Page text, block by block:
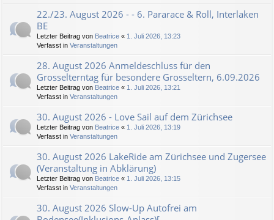
22./23. August 2026 - - 6. Pararace & Roll, Interlaken
BE
Letzter Beitrag von Beatrice « 1. Juli 2026, 13:23
Verfasst in Veranstaltungen
28. August 2026 Anmeldeschluss für den
Grosselterntag für besondere Grosseltern, 6.09.2026
Letzter Beitrag von Beatrice « 1. Juli 2026, 13:21
Verfasst in Veranstaltungen
30. August 2026 - Love Sail auf dem Zürichsee
Letzter Beitrag von Beatrice « 1. Juli 2026, 13:19
Verfasst in Veranstaltungen
30. August 2026 LakeRide am Zürichsee und Zugersee
(Veranstaltung in Abklärung)
Letzter Beitrag von Beatrice « 1. Juli 2026, 13:15
Verfasst in Veranstaltungen
30. August 2026 Slow-Up Autofrei am